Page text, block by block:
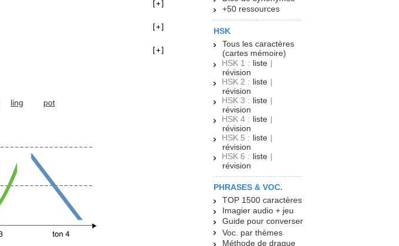
ling pot
+50 ressources
HSK
Tous les caractères
(cartes mémoire)
HSK 1 : liste |
révision
HSK 2 : liste |
révision
HSK 3 : liste |
révision
HSK 4 : liste |
révision
HSK 5 : liste |
révision
HSK 6 : liste |
révision
PHRASES & VOC.
TOP 1500 caractères
Imagier audio + jeu
Guide pour converser
Voc. par thèmes
Méthode de drague